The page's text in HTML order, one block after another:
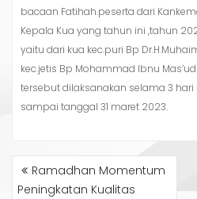
bacaan Fatihah.peserta dari
Kepala Kua yang tahun ini ,tahun
yaitu dari kua kec.puri Bp
kec.jetis Bp Mohammad Ibnu
tersebut dilaksanakan selama 3
sampai tanggal 31 maret 2023.
NAVIGASI
POSRamadhan Momentum
Peningkatan Kualitas